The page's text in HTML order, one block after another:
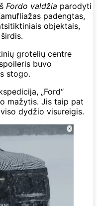
Fordo valdžia parodyti
padengtas,
objektais,
grotelių centre
buvo
stogo.
„Ford“
mažytis. Jis taip pat
dydžio visureigis.